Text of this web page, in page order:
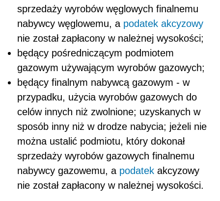
sprzedaży wyrobów węglowych finalnemu
nabywcy węglowemu, a podatek akcyzowy
nie został zapłacony w należnej wysokości;
będący pośredniczącym podmiotem
gazowym używającym wyrobów gazowych;
będący finalnym nabywcą gazowym - w
przypadku, użycia wyrobów gazowych do
celów innych niż zwolnione; uzyskanych w
sposób inny niż w drodze nabycia; jeżeli nie
można ustalić podmiotu, który dokonał
sprzedaży wyrobów gazowych finalnemu
nabywcy gazowemu, a podatek akcyzowy
nie został zapłacony w należnej wysokości.